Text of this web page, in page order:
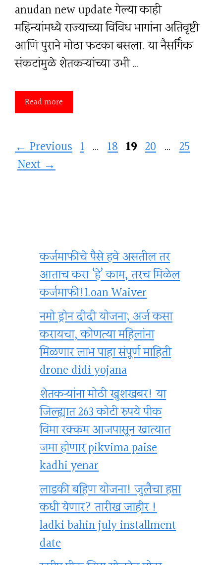
anudan new update गेल्या काही
महिन्यांमध्ये राज्याच्या विविध भागांना अतिवृष्टी
आणि पुराने मोठा फटका बसला. या नैसर्गिक
संकटांमुळे शेतकऱ्यांच्या उभी …
Read more
←Previous Page
1 … Page
18 Page
19 Page
20 … Page
25
Next→
कर्जमाफीचे पैसे हवे असतील तर
आताच करा ‘हे’ काम, तरच मिळेल
कर्जमाफी!Loan Waiver
नमो ड्रोन दीदी योजना; अर्ज कसा
करायचा, कोणत्या महिलांना
मिळणार लाभ पाहा संपूर्ण माहिती
drone didi yojana
शेतकऱ्यांना मोठी खुशखबर! या
जिल्ह्यात 263 कोटी रुपये पीक
विमा रक्कम आजपासून खात्यात
जमा होणार pikvima paise
kadhi yenar
लाडकी बहिण योजना! जुलैचा हप्ता
कधी येणार? तारीख जाहीर !
ladki bahin july installment
date